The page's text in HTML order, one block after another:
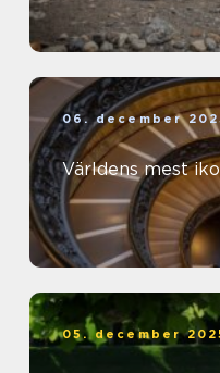
06. december
Världens mest
05. december